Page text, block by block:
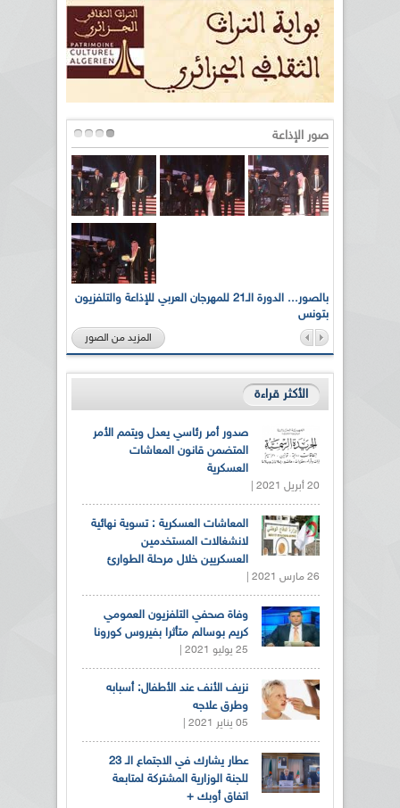
صور الإذاعة
بالصور... الدورة الـ21 للمهرجان العربي للإذاعة والتلفزيون
بتونس
المزيد من الصور
الأكثر قراءة
صدور أمر رئاسي يعدل ويتمم الأمر
المتضمن قانون المعاشات
العسكرية
20 أبريل 2021 |
المعاشات العسكرية : تسوية نهائية
لانشغالات المستخدمين
العسكريين خلال مرحلة الطوارئ
26 مارس 2021 |
وفاة صحفي التلفزيون العمومي
كريم بوسالم متأثرا بفيروس كورونا
25 يوليو 2021 |
نزيف الأنف عند الأطفال: أسبابه
وطرق علاجه
05 يناير 2021 |
عطار يشارك في الاجتماع الـ 23
للجنة الوزارية المشتركة لمتابعة
اتفاق أوبك +